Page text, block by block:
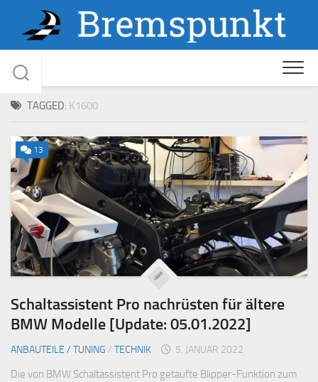
content
TAGGED: K1600
13
Schaltassistent Pro nachrüsten für ältere
BMW Modelle [Update: 05.01.2022]
ANBAUTEILE / TUNING / TECHNIK 5. JANUAR 2022
Die von BMW Schaltassistent Pro getaufte Blipper-Funktion zum